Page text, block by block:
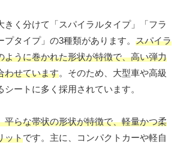
きく分けて「スパイラルタイプ」「フラ
プタイプ」の3種類があります。 スパイラ
ように巻かれた形状が特徴で、高い弾力
わせています。そのため、大型車や高級
ートに多く採用されています。
平らな帯状の形状が特徴で、軽量かつ柔
ットです。主に、コンパクトカーや軽自